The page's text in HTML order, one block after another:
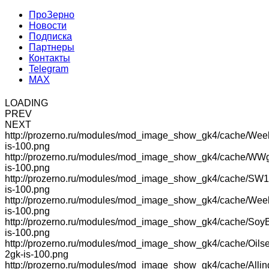
ПроЗерно
Новости
Подписка
Партнеры
Контакты
Telegram
MAX
LOADING
PREV
NEXT
http://prozerno.ru/modules/mod_image_show_gk4/cache/
is-100.png
http://prozerno.ru/modules/mod_image_show_gk4/cache/
is-100.png
http://prozerno.ru/modules/mod_image_show_gk4/cache/
is-100.png
http://prozerno.ru/modules/mod_image_show_gk4/cache/
is-100.png
http://prozerno.ru/modules/mod_image_show_gk4/cache/
is-100.png
http://prozerno.ru/modules/mod_image_show_gk4/cache/
2gk-is-100.png
http://prozerno.ru/modules/mod_image_show_gk4/cache/